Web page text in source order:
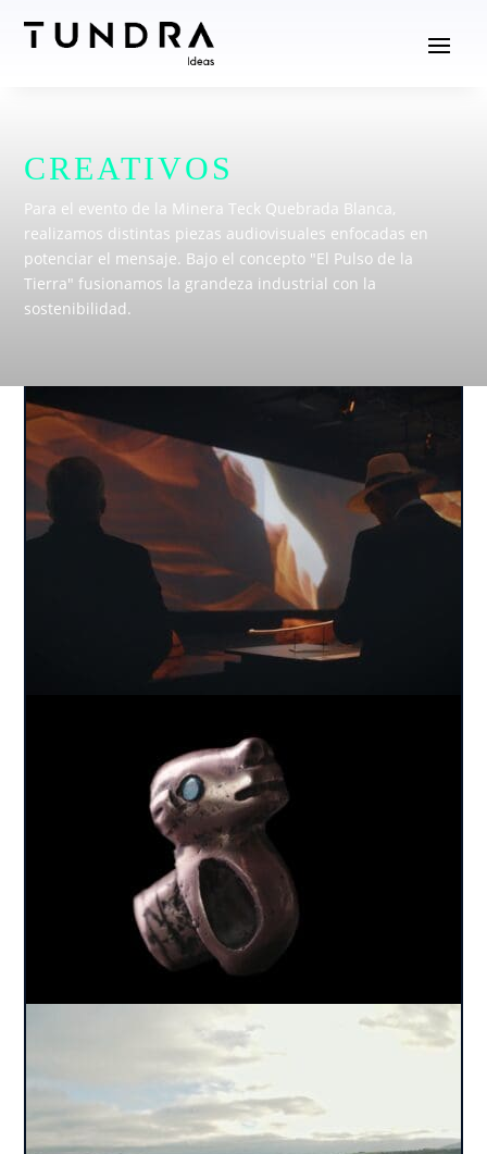
CREATIVOS
Para el evento de la Minera Teck Quebrada Blanca,
realizamos distintas piezas audiovisuales enfocadas en
potenciar el mensaje. Bajo el concepto "El Pulso de la
Tierra" fusionamos la grandeza industrial con la
sostenibilidad.